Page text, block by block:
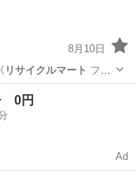
8月10日
リサイクルマート フェ
店 … 相談は 「リサイクルマ
0円
Ad